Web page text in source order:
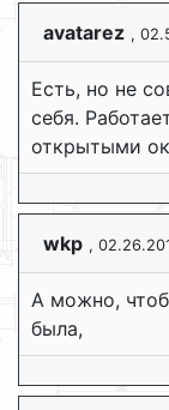
avatarez ,
Есть, но не
себя.
открытыми
wkp ,
А можно,
была,